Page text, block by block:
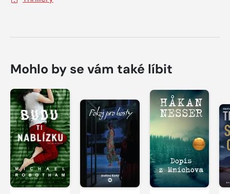
Mohlo by se vám také líbit